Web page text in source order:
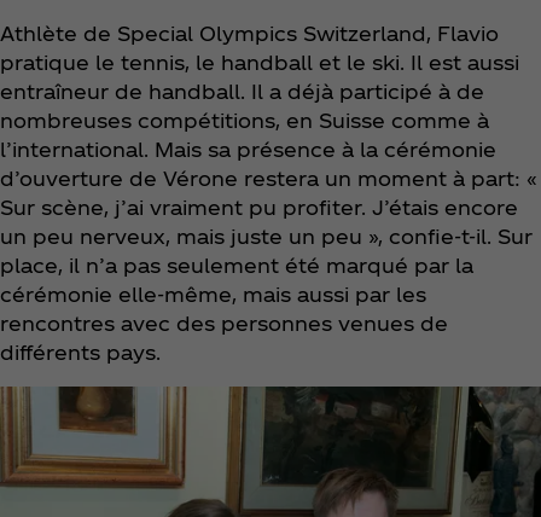
Athlète de Special Olympics Switzerland, Flavio
pratique le tennis, le handball et le ski. Il est aussi
entraîneur de handball. Il a déjà participé à de
nombreuses compétitions, en Suisse comme à
l’international. Mais sa présence à la cérémonie
d’ouverture de Vérone restera un moment à part: «
Sur scène, j’ai vraiment pu profiter. J’étais encore
un peu nerveux, mais juste un peu », confie-t-il. Sur
place, il n’a pas seulement été marqué par la
cérémonie elle-même, mais aussi par les
rencontres avec des personnes venues de
différents pays.